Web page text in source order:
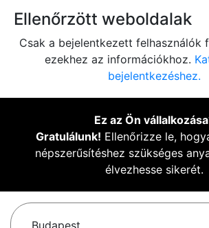
Ellenőrzött weboldalak
Csak a bejelentkezett felhasználók
ezekhez az információkhoz.
bejelentkezéshez.
Ez az Ön vállalkozása
Gratulálunk! Ellenőrizze le,
népszerűsítéshez szükséges
élvezhesse sikerét.